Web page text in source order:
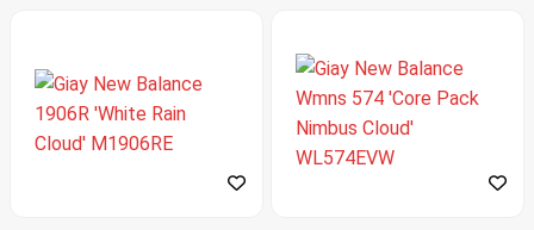
trội và sự thoải mái tối ưu khi đi bộ hoặc chạy bộ. Thương
hiệu cũng nổi tiếng với sự tập trung vào sự vừa vặn, sản
xuất giày ở nhiều kích cỡ và chiều rộng khác nhau để phục
vụ cho các loại chân khác nhau.
Sự cam kết của thương hiệu đối với các phương pháp sản